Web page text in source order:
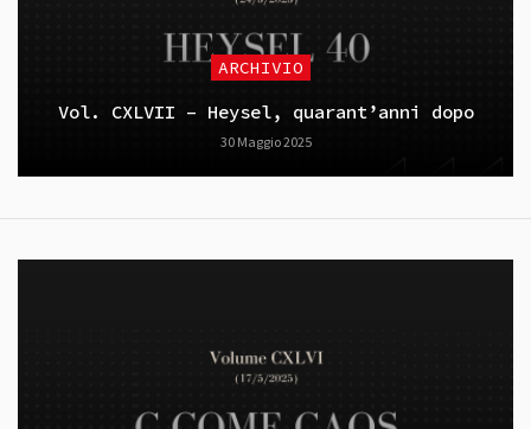
ARCHIVIO
Vol. CXLVII – Heysel, quarant’anni dopo
30 Maggio 2025